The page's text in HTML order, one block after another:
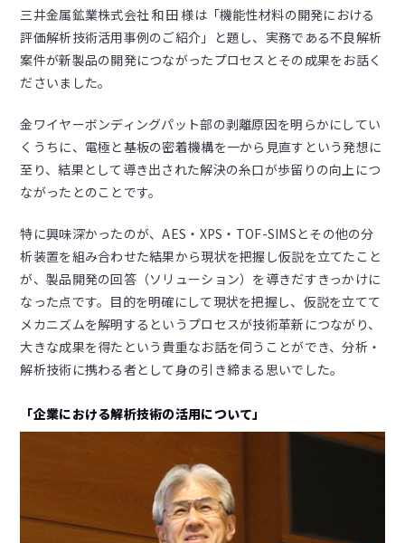
三井金属鉱業株式会社 和田 様は「機能性材料の開発における
評価解析技術活用事例のご紹介」と題し、実務である不良解析
案件が新製品の開発につながったプロセスとその成果をお話く
ださいました。
金ワイヤーボンディングパット部の剥離原因を明らかにしてい
くうちに、電極と基板の密着機構を一から見直すという発想に
至り、結果として導き出された解決の糸口が歩留りの向上につ
ながったとのことです。
特に興味深かったのが、AES・XPS・TOF-SIMSとその他の分
析装置を組み合わせた結果から現状を把握し仮説を立てたこと
が、製品開発の回答（ソリューション）を導きだすきっかけに
なった点です。目的を明確にして現状を把握し、仮説を立てて
メカニズムを解明するというプロセスが技術革新につながり、
大きな成果を得たという貴重なお話を伺うことができ、分析・
解析技術に携わる者として身の引き締まる思いでした。
「企業における解析技術の活用について」